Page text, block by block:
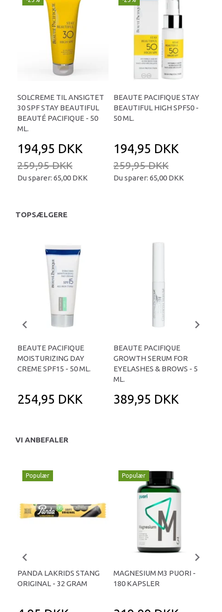
SOLCREME TIL ANSIGTET
30 SPF STAY BEAUTIFUL
BEAUTÉ PACIFIQUE - 50
ML.
194,95 DKK
259,95 DKK
Du sparer: 65,00 DKK
BEAUTE PACIFIQUE STAY
BEAUTIFUL HIGH SPF50 -
50 ML.
194,95 DKK
259,95 DKK
Du sparer: 65,00 DKK
TOPSÆLGERE
BEAUTE PACIFIQUE
MOISTURIZING DAY
CREME SPF15 - 50 ML.
254,95 DKK
BEAUTE PACIFIQUE
GROWTH SERUM FOR
EYELASHES & BROWS - 5
ML.
389,95 DKK
VI ANBEFALER
Populær
PANDA LAKRIDS STANG
ORIGINAL - 32 GRAM
Populær
MAGNESIUM M3 PUORI -
180 KAPSLER